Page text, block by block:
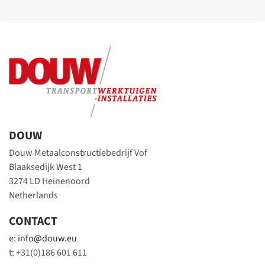
DOUW
Douw Metaalconstructiebedrijf Vof
Blaaksedijk West 1
3274 LD Heinenoord
Netherlands
CONTACT
e: info@douw.eu
t: +31(0)186 601 611